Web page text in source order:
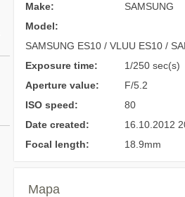
Make:
SAMSUNG
Model:
SAMSUNG ES10 / VLUU ES10 /
Exposure time:
1/250 sec(s)
Aperture value:
F/5.2
ISO speed:
80
Date created:
16.10.2012
Focal length:
18.9mm
Mapa